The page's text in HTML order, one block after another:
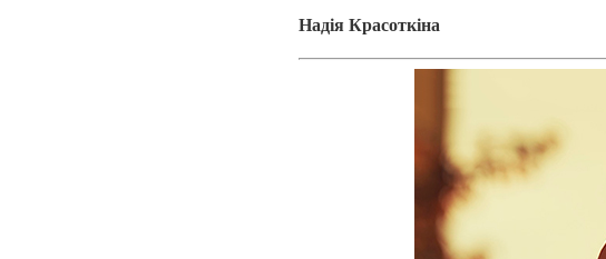
Надія Красоткіна